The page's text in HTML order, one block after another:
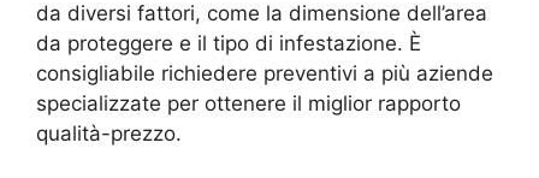
da diversi fattori, come la dimensione dell’area
da proteggere e il tipo di infestazione. È
consigliabile richiedere preventivi a più aziende
specializzate per ottenere il miglior rapporto
qualità-prezzo.